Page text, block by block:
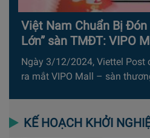
Việt Nam Chuẩn Bị Đón
Lớn” sàn TMĐT: VIPO
Ngày 3/12/2024, Viettel Post
ra mắt VIPO Mall – sàn
KẾ HOẠCH KHỞI